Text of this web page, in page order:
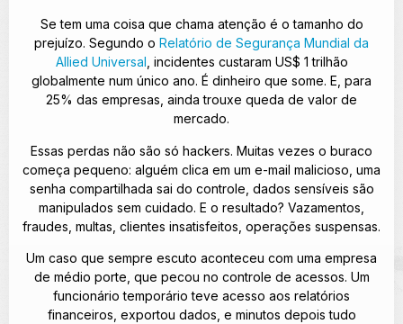
Se tem uma coisa que chama atenção é o tamanho do
prejuízo. Segundo o Relatório de Segurança Mundial da
Allied Universal , incidentes custaram US$ 1 trilhão
globalmente num único ano. É dinheiro que some. E, para
25% das empresas, ainda trouxe queda de valor de
mercado.
Essas perdas não são só hackers. Muitas vezes o buraco
começa pequeno: alguém clica em um e-mail malicioso, uma
senha compartilhada sai do controle, dados sensíveis são
manipulados sem cuidado. E o resultado? Vazamentos,
fraudes, multas, clientes insatisfeitos, operações suspensas.
Um caso que sempre escuto aconteceu com uma empresa
de médio porte, que pecou no controle de acessos. Um
funcionário temporário teve acesso aos relatórios
financeiros, exportou dados, e minutos depois tudo